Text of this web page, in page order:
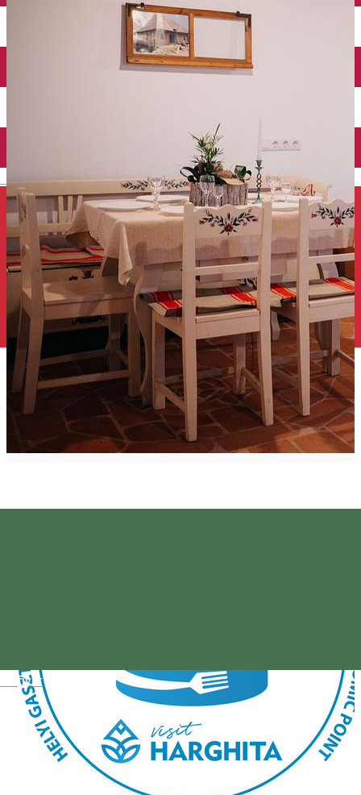
English
Magyar
Închirieri auto
Închirieri de biciclete